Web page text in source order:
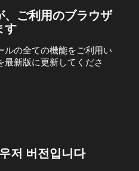
、ご利用のブラウザ
す
ルの全ての機能をご利用い
最新版に更新してくださ
저 버전입니다